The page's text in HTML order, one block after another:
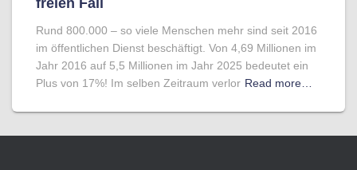
freien Fall
Rund 800.000 – so viele Menschen mehr sind seit 2016
im öffentlichen Dienst beschäftigt. Von 4,69 Millionen im
Jahr 2016 auf 5,5 Millionen im Jahr 2025 bedeutet ein
Plus von 17%! Im selben Zeitraum verlor Read more…